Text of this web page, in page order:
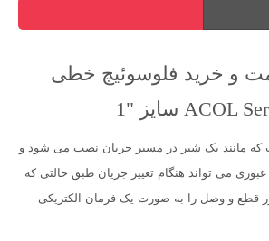
و خرید فلوسوئیچ خطی
که مانند یک شیر در مسیر جریان نصب می شود و
می تواند هنگام تغییر جریان طبق حالتی که
قطع و وصل را به صورت یک فرمان الکتریکی